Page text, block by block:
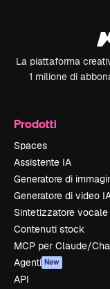
La piattaforma
1 milione di
Prodotti
Spaces
Assistente IA
Generatore di
Generatore di video
Sintetizzatore vocale
Contenuti stock
MCP per Claude/
Agenti New
API